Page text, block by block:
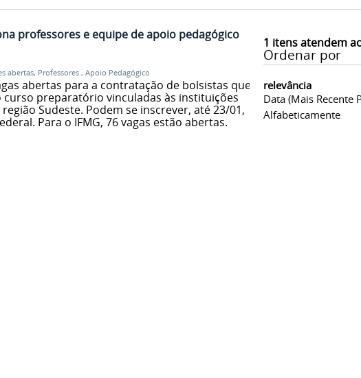
1 itens atendem
Ordenar por
relevância
Data (mais Recente
Alfabeticamente
professores e equipe de apoio pedagógico
abertas, Professores , Apoio Pedagógico
abertas para a contratação de bolsistas que
preparatório vinculadas às instituições
Sudeste. Podem se inscrever, até 23/01,
Para o IFMG, 76 vagas estão abertas.